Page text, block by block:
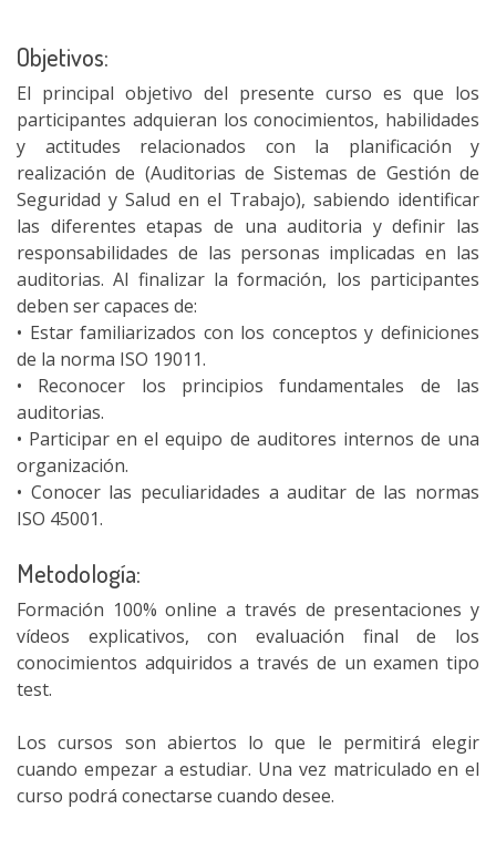
Objetivos:
El principal objetivo del presente curso es que los
participantes adquieran los conocimientos, habilidades
y actitudes relacionados con la planificación y
realización de (Auditorias de Sistemas de Gestión de
Seguridad y Salud en el Trabajo), sabiendo identificar
las diferentes etapas de una auditoria y definir las
responsabilidades de las personas implicadas en las
auditorias. Al finalizar la formación, los participantes
deben ser capaces de:
• Estar familiarizados con los conceptos y definiciones
de la norma ISO 19011.
• Reconocer los principios fundamentales de las
auditorias.
• Participar en el equipo de auditores internos de una
organización.
• Conocer las peculiaridades a auditar de las normas
ISO 45001.
Metodología:
Formación 100% online a través de presentaciones y
vídeos explicativos, con evaluación final de los
conocimientos adquiridos a través de un examen tipo
test.
Los cursos son abiertos lo que le permitirá elegir
cuando empezar a estudiar. Una vez matriculado en el
curso podrá conectarse cuando desee.